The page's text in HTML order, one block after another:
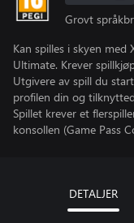
Grovt
Kan spilles i skyen med
Ultimate. Krever
Utgivere av spill du
profilen din og
Spillet krever et
konsollen (Game Pass
DETALJER